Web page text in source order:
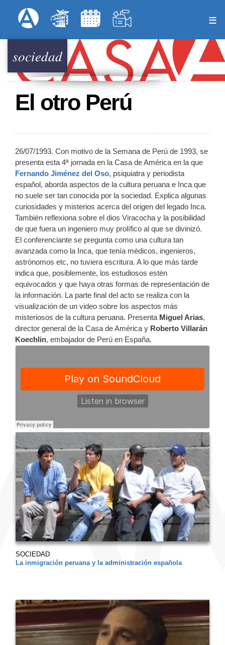
al
principal
Menú Superior
sociedad
El otro Perú
26/07/1993. Con motivo de la Semana de Perú de 1993, se
presenta esta 4ª jornada en la Casa de América en la que
Fernando Jiménez del Oso, psiquiatra y periodista
español, aborda aspectos de la cultura peruana e Inca que
no suele ser tan conocida por la sociedad. Explica algunas
curiosidades y misterios acerca del origen del legado Inca.
También reflexiona sobre el dios Viracocha y la posibilidad
de que fuera un ingeniero muy prolífico al que se divinizó.
El conferenciante se pregunta como una cultura tan
avanzada como la Inca, que tenía médicos, ingenieros,
astrónomos etc, no tuviera escritura. A lo que más tarde
indica que, posiblemente, los estudiosos estén
equivocados y que haya otras formas de representación de
la información. La parte final del acto se realiza con la
visualización de un video sobre los aspectos más
misteriosos de la cultura peruana. Presenta Miguel Arias,
director general de la Casa de América y Roberto Villarán
Koechlin, embajador de Perú en España.
SOCIEDAD
La inmigración peruana y la administración española